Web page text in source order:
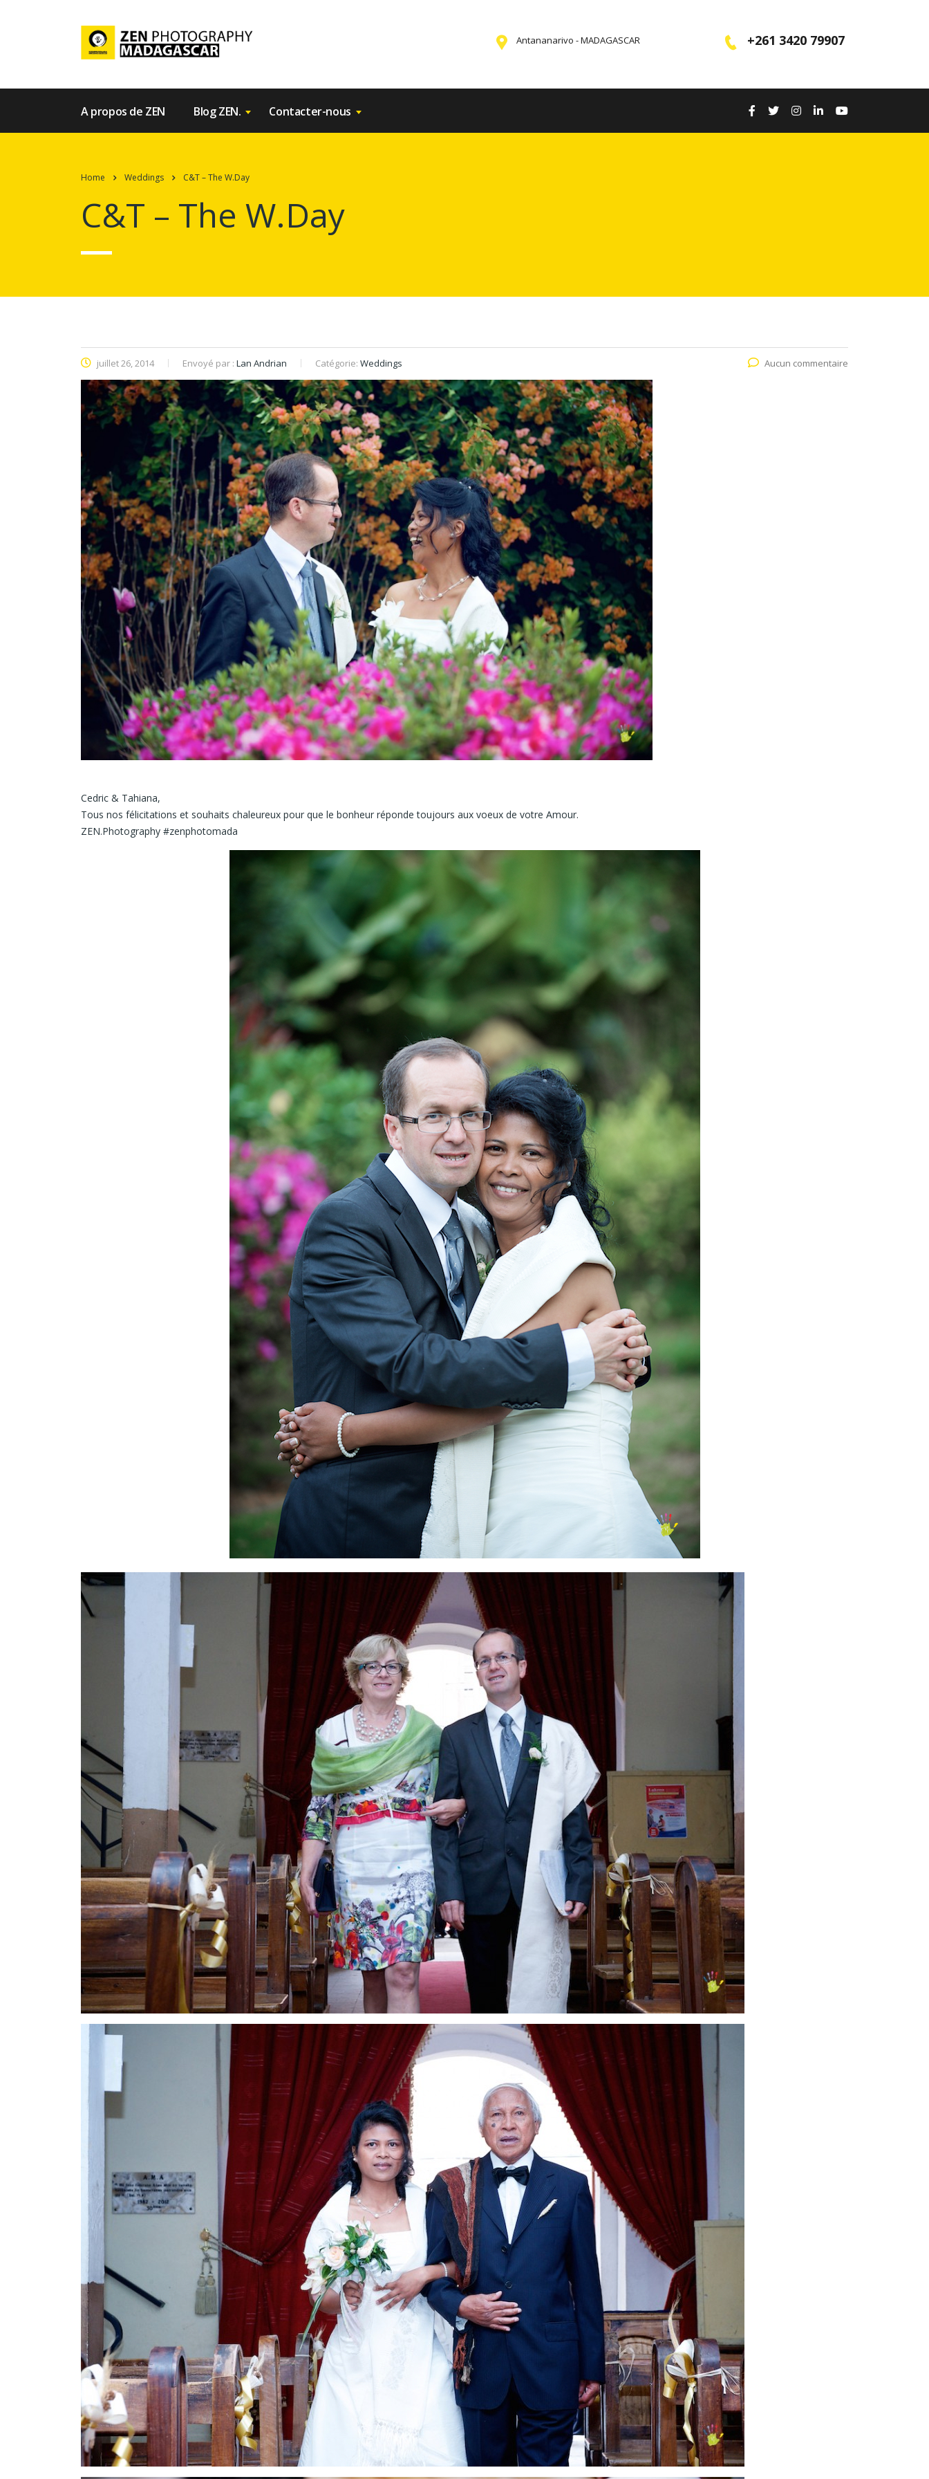
+261 3420 79907
Antananarivo - MADAGASCAR
A propos de ZEN Blog ZEN. Contacter-nous
Home Weddings C&T – The W.Day
C&T – The W.Day
juillet 26, 2014 Envoyé par : Lan Andrian Catégorie: Weddings Aucun commentaire
Cedric & Tahiana,
Tous nos félicitations et souhaits chaleureux pour que le bonheur réponde toujours aux voeux de votre Amour.
ZEN.Photography #zenphotomada